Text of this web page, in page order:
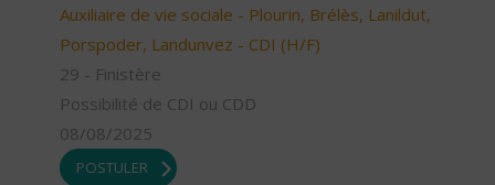
Auxiliaire de vie sociale - Plourin, Brélès, Lanildut,
Porspoder, Landunvez - CDI (H/F)
29 - Finistère
Possibilité de CDI ou CDD
08/08/2025
POSTULER